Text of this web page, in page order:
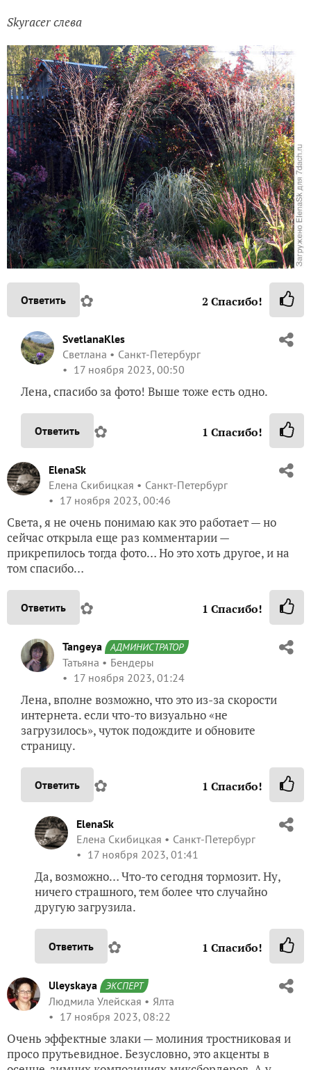
Skyracer слева
Ответить ✿ 2 Спасибо!
SvetlanaKles
Светлана
Санкт-Петербург
17 ноября 2023, 00:50
Лена, спасибо за фото! Выше тоже есть одно.
Ответить ✿ 1 Спасибо!
ElenaSk
Елена Скибицкая
Санкт-Петербург
17 ноября 2023, 00:46
Света, я не очень понимаю как это работает — но
сейчас открыла еще раз комментарии —
прикрепилось тогда фото… Но это хоть другое, и на
том спасибо…
Ответить ✿ 1 Спасибо!
Tangeya АДМИНИСТРАТОР
Татьяна
Бендеры
17 ноября 2023, 01:24
Лена, вполне возможно, что это из-за скорости
интернета. если что-то визуально «не
загрузилось», чуток подождите и обновите
страницу.
Ответить ✿ 1 Спасибо!
ElenaSk
Елена Скибицкая
Санкт-Петербург
17 ноября 2023, 01:41
Да, возможно… Что-то сегодня тормозит. Ну,
ничего страшного, тем более что случайно
другую загрузила.
Ответить ✿ 1 Спасибо!
Uleyskaya ЭКСПЕРТ
Людмила Улейская
Ялта
17 ноября 2023, 08:22
Очень эффектные злаки — молиния тростниковая и
просо прутьевидное. Безусловно, это акценты в